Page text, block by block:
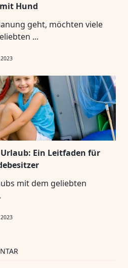
Hund
geht, möchten viele
...
Ein Leitfaden für
mit dem geliebten